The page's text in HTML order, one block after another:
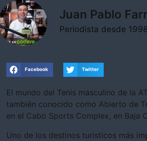
Juan Pablo
Periodista desde
Facebook Twitter
El mundo del Tenis masculino de la
también conocido como Abierto de
en el Cabo Sports Complex, en Baja
Uno de los destinos turísticos más